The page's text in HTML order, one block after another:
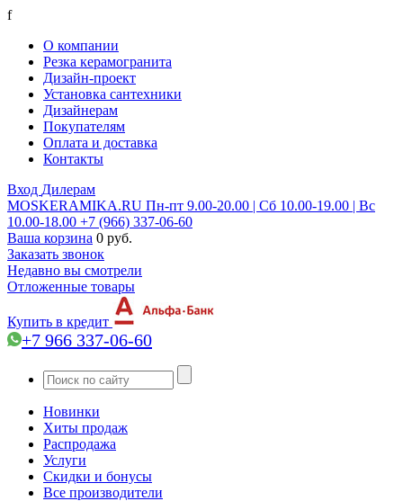
f
О компании
Резка керамогранита
Дизайн-проект
Установка сантехники
Дизайнерам
Покупателям
Оплата и доставка
Контакты
Вход Дилерам
MOSKERAMIKA.RU Пн-пт 9.00-20.00 | Сб 10.00-19.00 | Вс
10.00-18.00 +7 (966) 337-06-60
Ваша корзина 0 руб.
Заказать звонок
Недавно вы смотрели
Отложенные товары
Купить в кредит
+7 966 337-06-60
Новинки
Хиты продаж
Распродажа
Услуги
Скидки и бонусы
Все производители